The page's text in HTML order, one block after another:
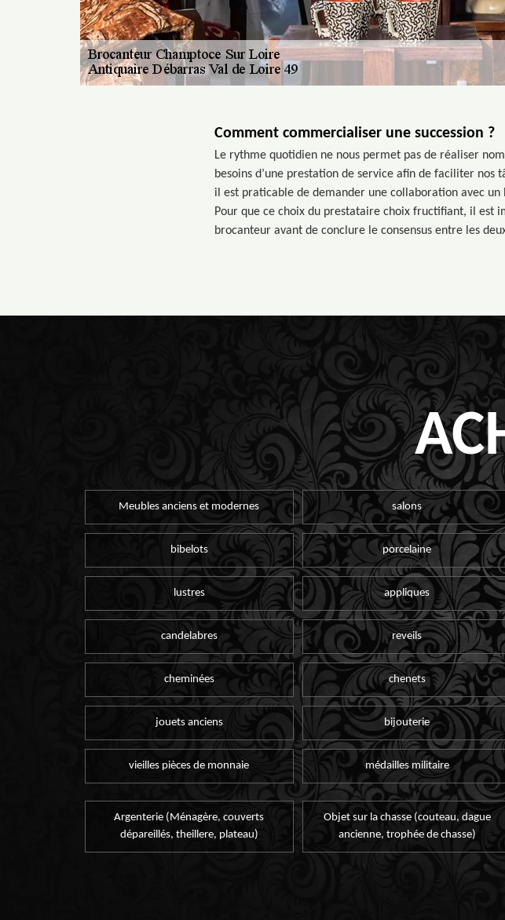
Comment commercialiser une succession ?
Le rythme quotidien ne nous permet pas de réaliser
besoins d’une prestation de service afin de faciliter
il est praticable de demander une collaboration avec un
Pour que ce choix du prestataire choix fructifiant, il est
brocanteur avant de conclure le consensus entre les
Meubles anciens et modernes salons
bibelots porcelaine
lustres appliques
candelabres reveils
cheminées chenets
jouets anciens bijouterie
vieilles pièces de monnaie médailles militaire
Argenterie (Ménagère, couverts
dépareillés, theillere, plateau)
Objet sur la chasse (couteau, dague
ancienne, trophée de chasse)